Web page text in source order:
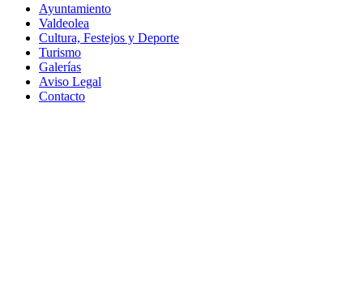
Ayuntamiento
Valdeolea
Cultura, Festejos y Deporte
Turismo
Galerías
Aviso Legal
Contacto